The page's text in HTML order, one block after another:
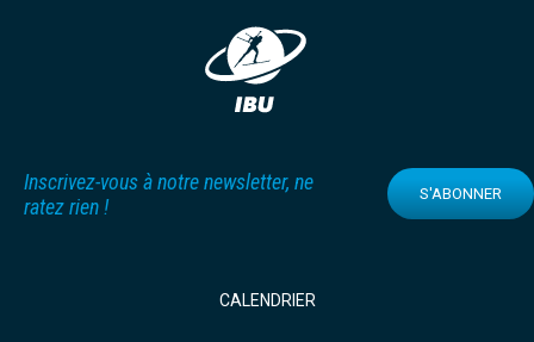
Inscrivez-vous à notre newsletter, ne
ratez rien !
S'ABONNER
CALENDRIER